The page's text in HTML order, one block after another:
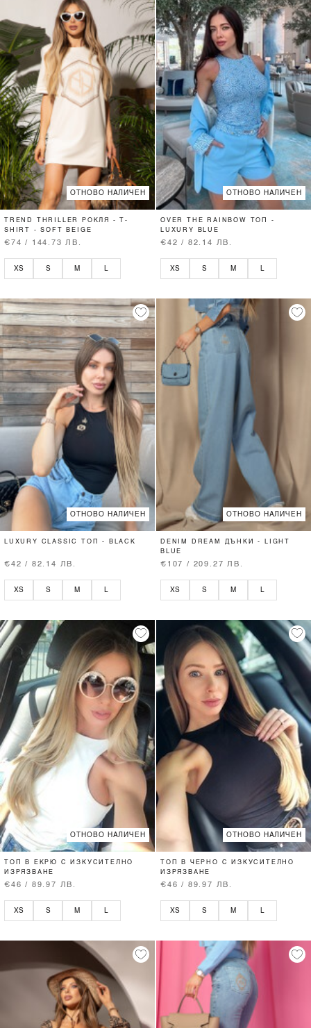
ОТНОВО НАЛИЧЕН
TREND THRILLER РОКЛЯ - T-
SHIRT - SOFT BEIGE
€74 / 144.73 ЛВ.
XS S M L
ОТНОВО НАЛИЧЕН
OVER THE RAINBOW ТОП -
LUXURY BLUE
€42 / 82.14 ЛВ.
XS S M L
ОТНОВО НАЛИЧЕН
LUXURY CLASSIC ТОП - BLACK
€42 / 82.14 ЛВ.
XS S M
ОТНОВО НАЛИЧЕН
DENIM DREAM ДЪНКИ - LIGHT
BLUE
€107 / 209.27 ЛВ.
XS S M
ОТНОВО НАЛИЧЕН
ТОП В ЕКРЮ С ИЗКУСИТЕЛНО
ИЗРЯЗВАНЕ
€46 / 89.97 ЛВ.
XS S M L
ОТНОВО НАЛИЧЕН
ТОП В ЧЕРНО С ИЗКУСИТЕЛНО
ИЗРЯЗВАНЕ
€46 / 89.97 ЛВ.
XS S M L